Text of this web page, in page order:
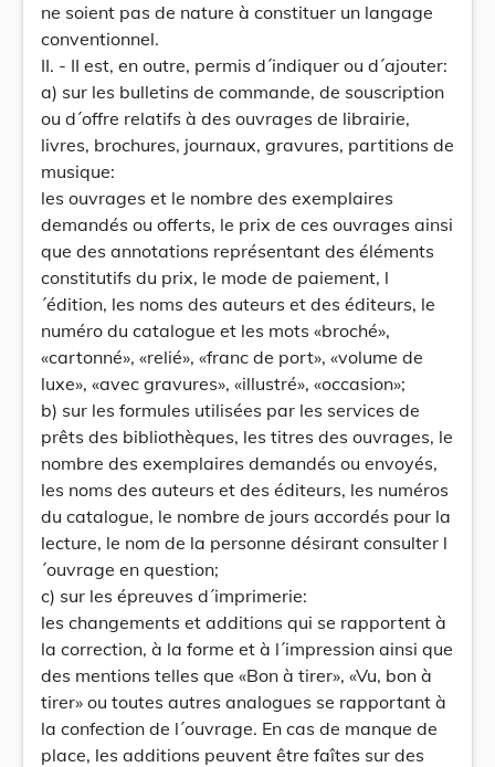
ne soient pas de nature à constituer un langage
conventionnel.
II. - II est, en outre, permis d´indiquer ou d´ajouter:
a) sur les bulletins de commande, de souscription
ou d´offre relatifs à des ouvrages de librairie,
livres, brochures, journaux, gravures, partitions de
musique:
les ouvrages et le nombre des exemplaires
demandés ou offerts, le prix de ces ouvrages ainsi
que des annotations représentant des éléments
constitutifs du prix, le mode de paiement, l
´édition, les noms des auteurs et des éditeurs, le
numéro du catalogue et les mots «broché»,
«cartonné», «relié», «franc de port», «volume de
luxe», «avec gravures», «illustré», «occasion»;
b) sur les formules utilisées par les services de
prêts des bibliothèques, les titres des ouvrages, le
nombre des exemplaires demandés ou envoyés,
les noms des auteurs et des éditeurs, les numéros
du catalogue, le nombre de jours accordés pour la
lecture, le nom de la personne désirant consulter l
´ouvrage en question;
c) sur les épreuves d´imprimerie:
les changements et additions qui se rapportent à
la correction, à la forme et à l´impression ainsi que
des mentions telles que «Bon à tirer», «Vu, bon à
tirer» ou toutes autres analogues se rapportant à
la confection de l´ouvrage. En cas de manque de
place, les additions peuvent être faîtes sur des